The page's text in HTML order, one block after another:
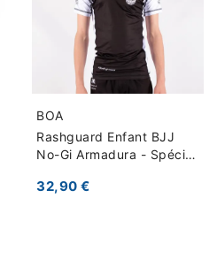
BOA
Rashguard Enfant BJJ
No-Gi Armadura - Spécial
32,90 €